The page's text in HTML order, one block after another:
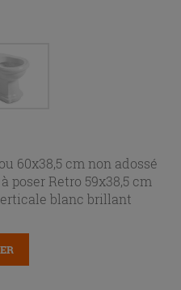
60x38,5 cm non adossé
poser Retro 59x38,5 cm
blanc brillant